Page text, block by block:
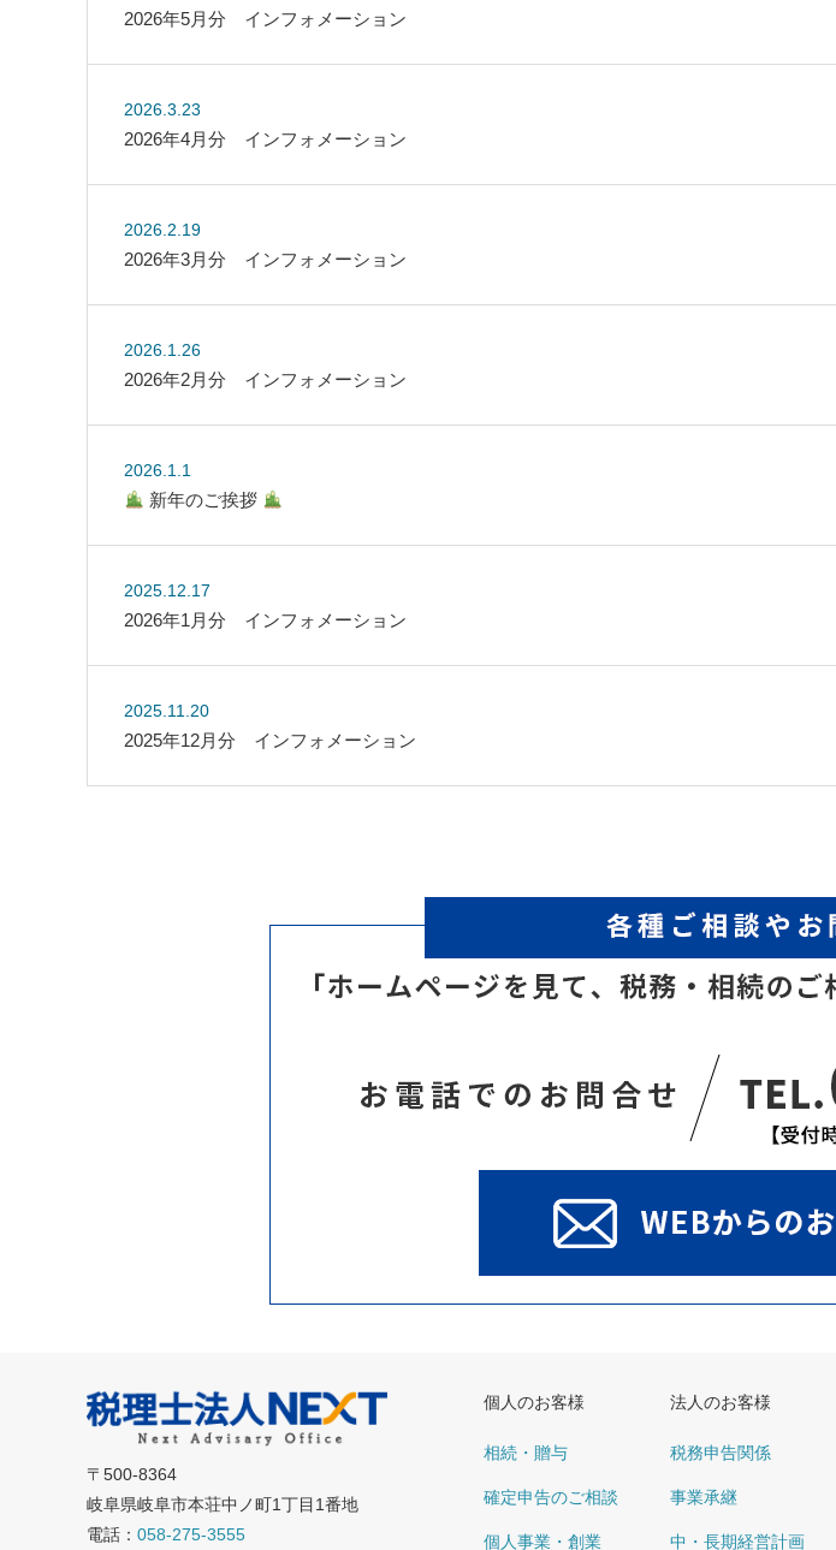
2026年5月分 インフォメーション
2026.3.23
2026年4月分 インフォメーション
2026.2.19
2026年3月分 インフォメーション
2026.1.26
2026年2月分 インフォメーション
2026.1.1
新年のご挨拶
2025.12.17
2026年1月分 インフォメーション
2025.11.20
2025年12月分 インフォメーション
個人のお客様
相続・贈与
確定申告のご相談
個人事業・創業
法人のお客様
税務申告関係
事業承継
中・長期経営計画
〒500-8364
岐阜県岐阜市本荘中ノ町1丁目1番地
電話： 058-275-3555